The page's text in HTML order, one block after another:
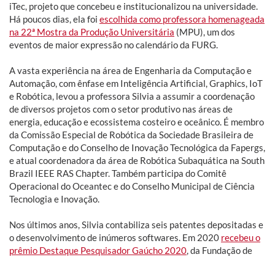
iTec, projeto que concebeu e institucionalizou na universidade.
Há poucos dias, ela foi escolhida como professora homenageada
na 22ª Mostra da Produção Universitária (MPU), um dos
eventos de maior expressão no calendário da FURG.
A vasta experiência na área de Engenharia da Computação e
Automação, com ênfase em Inteligência Artificial, Graphics, IoT
e Robótica, levou a professora Silvia a assumir a coordenação
de diversos projetos com o setor produtivo nas áreas de
energia, educação e ecossistema costeiro e oceânico. É membro
da Comissão Especial de Robótica da Sociedade Brasileira de
Computação e do Conselho de Inovação Tecnológica da Fapergs,
e atual coordenadora da área de Robótica Subaquática na South
Brazil IEEE RAS Chapter. Também participa do Comitê
Operacional do Oceantec e do Conselho Municipal de Ciência
Tecnologia e Inovação.
Nos últimos anos, Silvia contabiliza seis patentes depositadas e
o desenvolvimento de inúmeros softwares. Em 2020 recebeu o
prêmio Destaque Pesquisador Gaúcho 2020, da Fundação de